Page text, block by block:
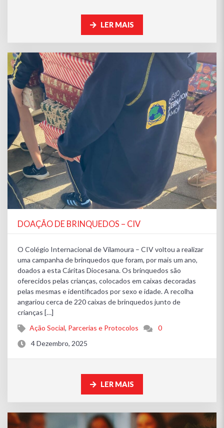
LER MAIS
DOAÇÃO DE BRINQUEDOS – CIV
O Colégio Internacional de Vilamoura – CIV voltou a realizar
uma campanha de brinquedos que foram, por mais um ano,
doados a esta Cáritas Diocesana. Os brinquedos são
oferecidos pelas crianças, colocados em caixas decoradas
pelas mesmas e identificados por sexo e idade. A recolha
angariou cerca de 220 caixas de brinquedos junto de
crianças […]
Ação Social, Parcerias e Protocolos
0
4 Dezembro, 2025
LER MAIS